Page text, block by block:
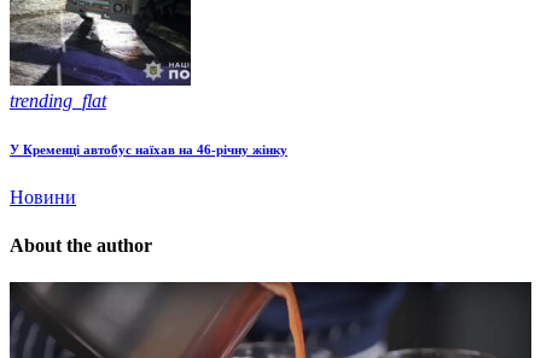
trending_flat
У Кременці автобус наїхав на 46-річну жінку
Новини
About the author